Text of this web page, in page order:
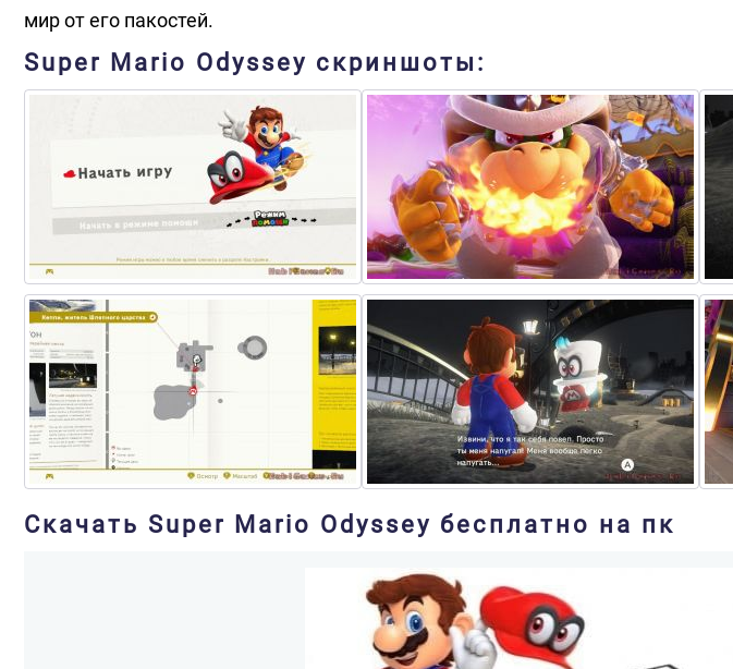
мир от его пакостей.
Super Mario Odyssey скриншоты:
Скачать Super Mario Odyssey бесплатно на пк